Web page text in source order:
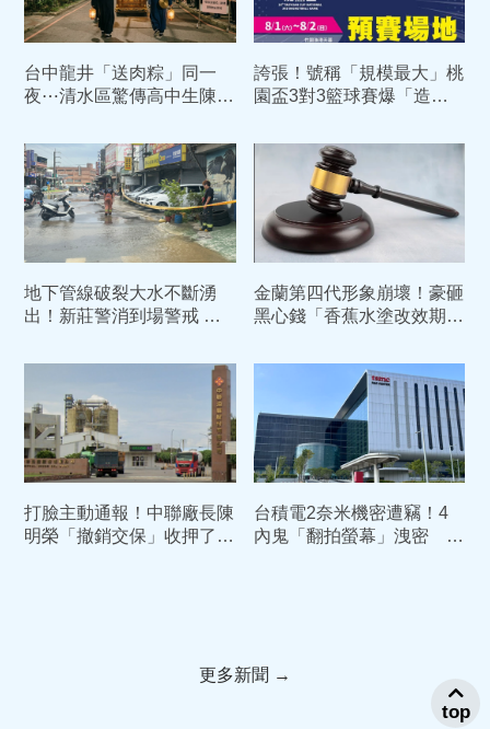
台中龍井「送肉粽」同一
夜⋯清水區驚傳高中生陳屍
誇張！號稱「規模最大」桃
園盃3對3籃球賽爆「造假
生成
地下管線破裂大水不斷湧
出！新莊警消到場警戒 聯
金蘭第四代形象崩壞！豪砸
黑心錢「香蕉水塗改效期」
賣
打臉主動通報！中聯廠長陳
明榮「撤銷交保」收押了
台積電2奈米機密遭竊！4
內鬼「翻拍螢幕」洩密 主
更多新聞 →
top